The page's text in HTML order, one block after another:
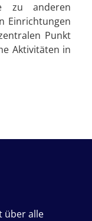
zu anderen
Einrichtungen
Punkt
Aktivitäten in
über alle